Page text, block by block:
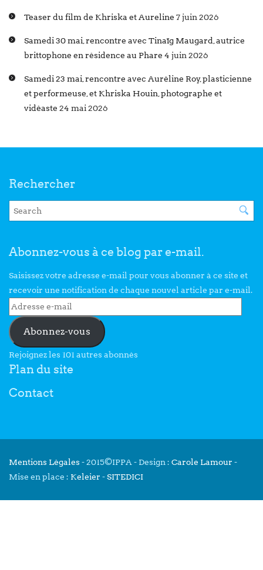
Teaser du film de Khriska et Aureline 7 juin 2026
Samedi 30 mai, rencontre avec Tinaïg Maugard, autrice
brittophone en résidence au Phare 4 juin 2026
Samedi 23 mai, rencontre avec Auréline Roy, plasticienne
et performeuse, et Khriska Houin, photographe et
vidéaste 24 mai 2026
Rechercher
Abonnez-vous à ce blog par e-mail.
Saisissez votre adresse e-mail pour vous abonner à ce site et
recevoir une notification de chaque nouvel article par e-mail.
Abonnez-vous
Rejoignez les 101 autres abonnés
Plan du site
Contact
Mentions Légales- 2015©IPPA - Design : Carole Lamour -
Mise en place : Keleier -SITEDICI